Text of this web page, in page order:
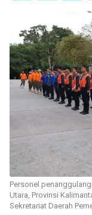
Personel
Utara, Provinsi
Sekretariat Daerah